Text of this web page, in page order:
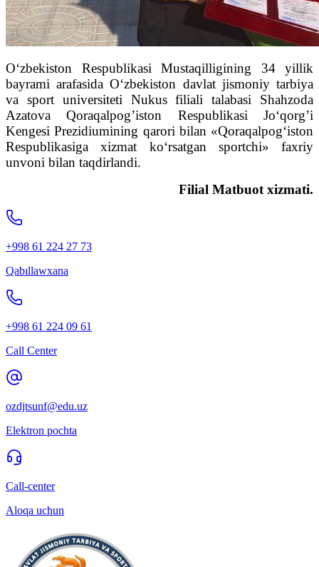
O‘zbekiston Respublikasi Mustaqilligining 34 yillik
bayrami arafasida O‘zbekiston davlat jismoniy tarbiya
va sport universiteti Nukus filiali talabasi Shahzoda
Azatova Qoraqalpog’iston Respublikasi Jo‘qorg’i
Kengesi Prezidiumining qarori bilan «Qoraqalpog‘iston
Respublikasiga xizmat ko‘rsatgan sportchi» faxriy
unvoni bilan taqdirlandi.
Filial Matbuot xizmati.
+998 61 224 27 73
Qabıllawxana
+998 61 224 09 61
Call Center
ozdjtsunf@edu.uz
Elektron pochta
Call-center
Aloqa uchun